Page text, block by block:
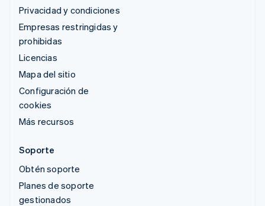
Privacidad y condiciones
Empresas restringidas y
prohibidas
Licencias
Mapa del sitio
Configuración de
cookies
Más recursos
Soporte
Obtén soporte
Planes de soporte
gestionados